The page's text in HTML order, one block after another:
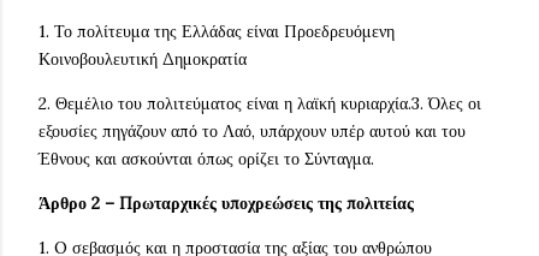
1. Το πολίτευμα της Ελλάδας είναι Προεδρευόμενη
Κοινοβουλευτική Δημοκρατία
2. Θεμέλιο του πολιτεύματος είναι η λαϊκή κυριαρχία.3. Όλες οι
εξουσίες πηγάζουν από το Λαό, υπάρχουν υπέρ αυτού και του
Έθνους και ασκούνται όπως ορίζει το Σύνταγμα.
Άρθρο 2 – Πρωταρχικές υποχρεώσεις της πολιτείας
1. O σεβασμός και η προστασία της αξίας του ανθρώπου